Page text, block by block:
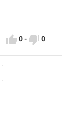
 0-  0